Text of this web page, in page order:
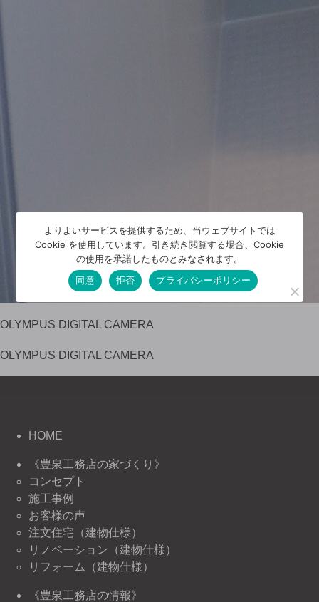
OLYMPUS DIGITAL CAMERA
OLYMPUS DIGITAL CAMERA
HOME
《豊泉工務店の家づくり》
コンセプト
施工事例
お客様の声
注文住宅（建物仕様）
リノベーション（建物仕様）
リフォーム（建物仕様）
《豊泉工務店の情報》
よりよいサービスを提供するため、当ウェブサイトでは
Cookie を使用しています。引き続き閲覧する場合、Cookie
の使用を承諾したものとみなされます。
同意
拒否 プライバシーポリシー